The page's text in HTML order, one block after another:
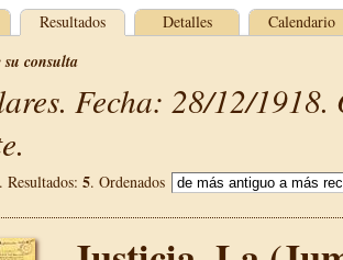
Resultados Detalles Calendario
su consulta
Fecha: 28/12/1918.
. Resultados: 5. Ordenados